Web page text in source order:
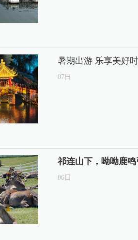
暑期出游 乐享美好
07日
祁连山下，呦呦鹿
06日